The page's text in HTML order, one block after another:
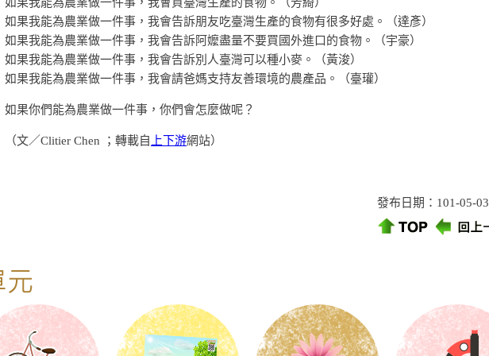
如果我能為農業做一件事，我會告訴朋友吃臺灣生產的食物有很多好處。（達彥）
如果我能為農業做一件事，我會告訴阿嬤盡量不要買國外進口的食物。（宇豪）
如果我能為農業做一件事，我會告訴別人臺灣可以種小麥。（黃浚）
如果我能為農業做一件事，我會請爸媽支持友善環境的農產品。（臺瓘）
如果你們能為農業做一件事，你們會怎麼做呢？
（文／Clitier Chen ；轉載自 上下游網站）
發布日期：101-05-03